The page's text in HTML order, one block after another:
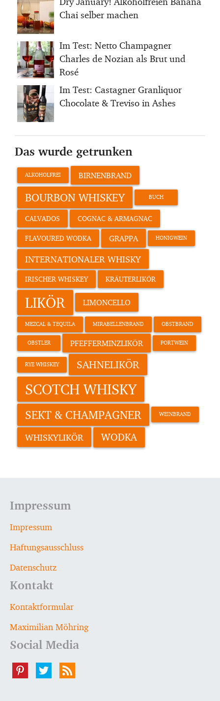
Chai selber machen
Im Test: Netto Champagner
Charles de Nozian als Brut und
Rosé
Im Test: Castagner Granliquor
Chocolate & Treviso in Ashes
Das wurde getrunken
ALKOHOLFREI BIRNENBRAND
BOURBON WHISKEY BUCH
CALVADOS COGNAC & ARMAGNAC
FLAVOURED WODKA GRAPPA HONIGWEIN
INTERNATIONALER WHISKY
IRISCHER WHISKEY KRÄUTERLIKÖR
LIKÖR LIMONCELLO
MEZCAL & TEQUILA MIRABELLENBRAND OBSTBRAND
OBSTLER PFEFFERMINZLIKÖR PORTWEIN
RYE WHISKEY SAHNELIKÖR
SCOTCH WHISKY
SEKT & CHAMPAGNER WEINBRAND
WHISKYLIKÖR WODKA
Impressum
Impressum
Haftungsausschluss
Datenschutz
Kontakt
Kontaktformular
Maximilian Möhring
Social Media